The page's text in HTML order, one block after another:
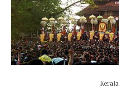
Kerala